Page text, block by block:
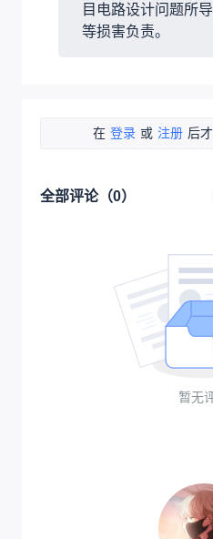
目电路设计问题所
等损害负责。
在 登录 或 注册 后
全部评论（0）
暂无